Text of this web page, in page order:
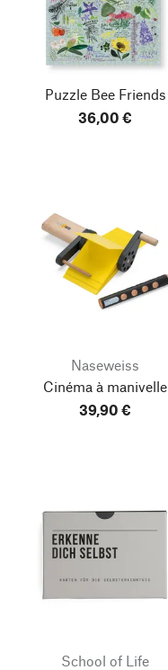
Puzzle Bee Friends
36,00 €
Naseweiss
Cinéma à manivelle
39,90 €
School of Life